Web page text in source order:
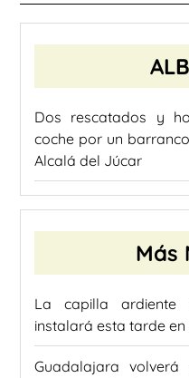
Dos rescatados y
coche por un
Alcalá del Júcar
Más
La capilla ardiente
instalará esta tarde
Guadalajara